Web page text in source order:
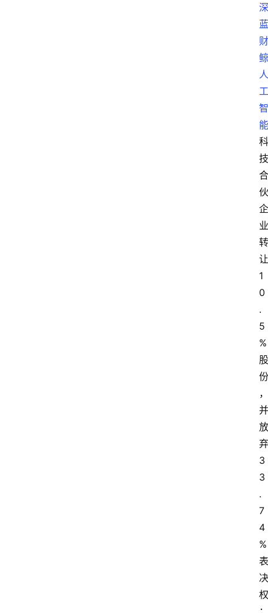
深
蓝
财
鲸
人
工
智
能
科
技
合
伙
企
业
转
让
1
0
.
5
%
股
份
，
并
放
弃
3
3
.
7
4
%
表
决
权